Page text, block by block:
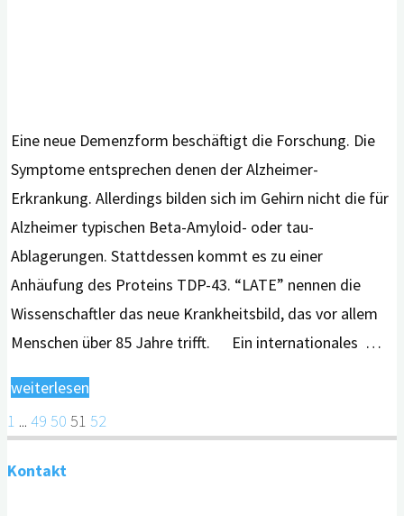
Eine neue Demenzform beschäftigt die Forschung. Die
Symptome entsprechen denen der Alzheimer-
Erkrankung. Allerdings bilden sich im Gehirn nicht die für
Alzheimer typischen Beta-Amyloid- oder tau-
Ablagerungen. Stattdessen kommt es zu einer
Anhäufung des Proteins TDP-43. “LATE” nennen die
Wissenschaftler das neue Krankheitsbild, das vor allem
Menschen über 85 Jahre trifft. Ein internationales …
weiterlesen
Demenzerkrankung:
LATE"
Seitennummerierung
1 ... 49 50 51 52
Kontakt